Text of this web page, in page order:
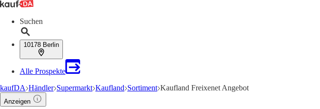
Suchen
10178 Berlin
Alle Prospekte
kaufDA Händler Supermarkt Kaufland Sortiment Kaufland Freixenet Angebot
Anzeigen